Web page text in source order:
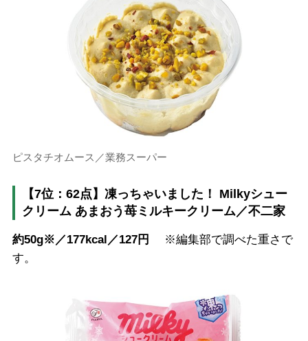
ピスタチオムース／業務スーパー
【7位：62点】凍っちゃいました！ Milkyシュー
クリーム あまおう苺ミルキークリーム／不二家
約50g※／177kcal／127円
※編集部で調べた重さで
す。